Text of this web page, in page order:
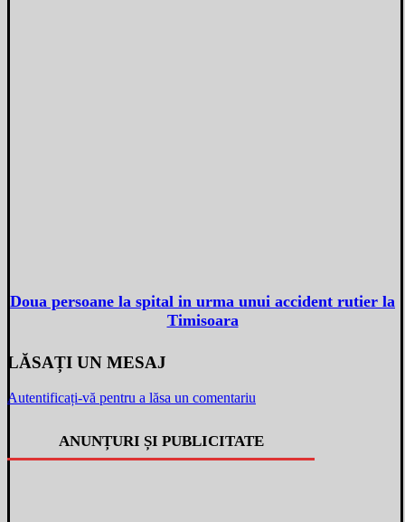
Doua persoane la spital in urma unui accident rutier la
Timisoara
LĂSAȚI UN MESAJ
Autentificați-vă pentru a lăsa un comentariu
ANUNȚURI ȘI PUBLICITATE